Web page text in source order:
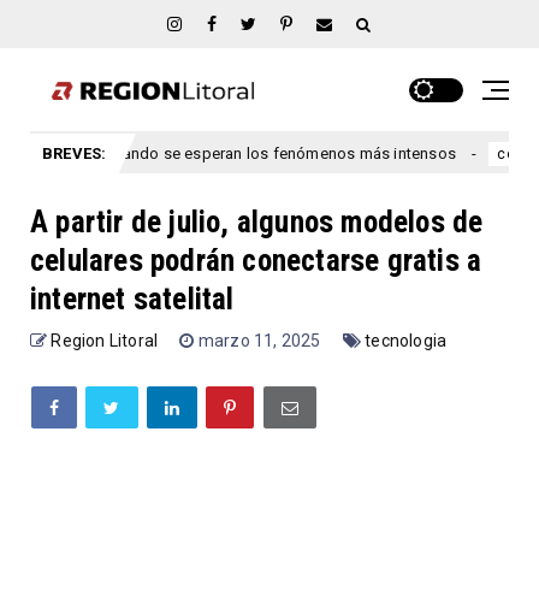
BREVES:
cuándo se esperan los fenómenos más intensos congreso
A partir de julio, algunos modelos de
celulares podrán conectarse gratis a
internet satelital
Region Litoral marzo 11, 2025 tecnologia